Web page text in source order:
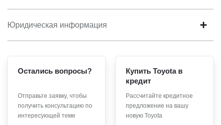
Юридическая информация
Остались вопросы?
Отправьте заявку, чтобы
получить консультацию по
интересующей теме
Купить Toyota в
кредит
Рассчитайте кредитное
предложение на вашу
новую Toyota